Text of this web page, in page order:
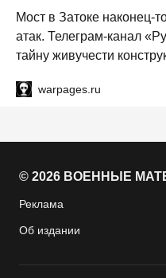
Мост в Затоке наконец-
атак. Телеграм-канал
тайну живучести
warpages.ru
© 2026 ВОЕННЫЕ
Реклама
Об издании